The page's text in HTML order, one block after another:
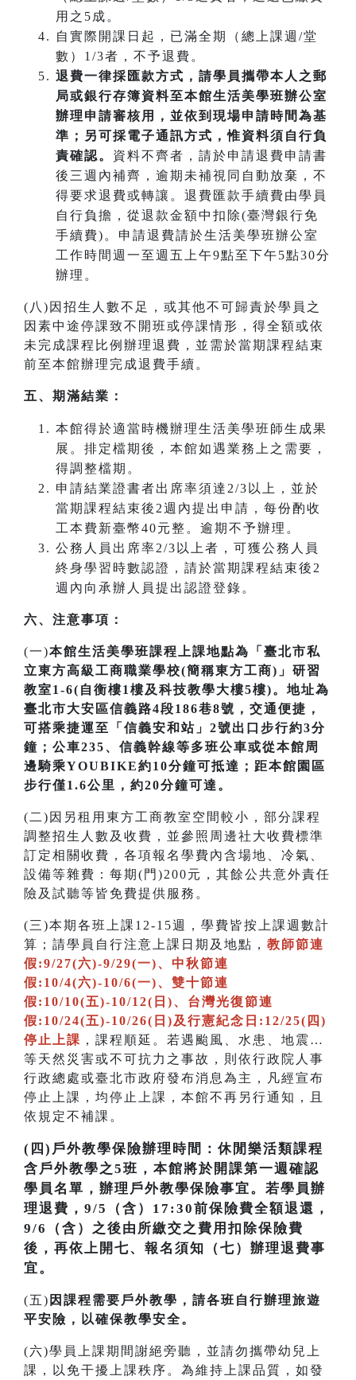
用之5成。
自實際開課日起，已滿全期（總上課週/堂
數）1/3者，不予退費。
退費一律採匯款方式，請學員攜帶本人之郵
局或銀行存簿資料至本館生活美學班辦公室
辦理申請審核用，並依到現場申請時間為基
準；另可採電子通訊方式，惟資料須自行負
責確認。 資料不齊者，請於申請退費申請書
後三週內補齊，逾期未補視同自動放棄，不
得要求退費或轉讓。退費匯款手續費由學員
自行負擔，從退款金額中扣除(臺灣銀行免
手續費)。申請退費請於生活美學班辦公室
工作時間週一至週五上午9點至下午5點30分
辦理。
(八)因招生人數不足，或其他不可歸責於學員之
因素中途停課致不開班或停課情形，得全額或依
未完成課程比例辦理退費，並需於當期課程結束
前至本館辦理完成退費手續。
五、期滿結業：
本館得於適當時機辦理生活美學班師生成果
展。排定檔期後，本館如遇業務上之需要，
得調整檔期。
申請結業證書者出席率須達2/3以上，並於
當期課程結束後2週內提出申請，每份酌收
工本費新臺幣40元整。逾期不予辦理。
公務人員出席率2/3以上者，可獲公務人員
終身學習時數認證，請於當期課程結束後2
週內向承辦人員提出認證登錄。
六、注意事項：
(一)本館生活美學班課程上課地點為「臺北市私
立東方高級工商職業學校(簡稱東方工商)」研習
教室1-6(自衡樓1樓及科技教學大樓5樓)。地址為
臺北市大安區信義路4段186巷8號，交通便捷，
可搭乘捷運至「信義安和站」2號出口步行約3分
鐘；公車235、信義幹線等多班公車或從本館周
邊騎乘YOUBIKE約10分鐘可抵達；距本館園區
步行僅1.6公里，約20分鐘可達。
(二)因另租用東方工商教室空間較小，部分課程
調整招生人數及收費，並參照周邊社大收費標準
訂定相關收費，各項報名學費內含場地、冷氣、
設備等雜費：每期(門)200元，其餘公共意外責任
險及試聽等皆免費提供服務。
(三)本期各班上課12-15週，學費皆按上課週數計
算；請學員自行注意上課日期及地點， 教師節連
假:9/27(六)-9/29(一)、中秋節連
假:10/4(六)-10/6(一)、雙十節連
假:10/10(五)-10/12(日)、台灣光復節連
假:10/24(五)-10/26(日)及行憲紀念日:12/25(四)
停止上課 ，課程順延。若遇颱風、水患、地震…
等天然災害或不可抗力之事故，則依行政院人事
行政總處或臺北市政府發布消息為主，凡經宣布
停止上課，均停止上課，本館不再另行通知，且
依規定不補課。
(四)戶外教學保險辦理時間：休閒樂活類課程
含戶外教學之5班，本館將於開課第一週確認
學員名單，辦理戶外教學保險事宜。若學員辦
理退費，9/5（含）17:30前保險費全額退還，
9/6（含）之後由所繳交之費用扣除保險費
後，再依上開七、報名須知（七）辦理退費事
宜。
(五) 因課程需要戶外教學，請各班自行辦理旅遊
平安險，以確保教學安全。
(六)學員上課期間謝絕旁聽，並請勿攜帶幼兒上
課，以免干擾上課秩序。為維持上課品質，如發